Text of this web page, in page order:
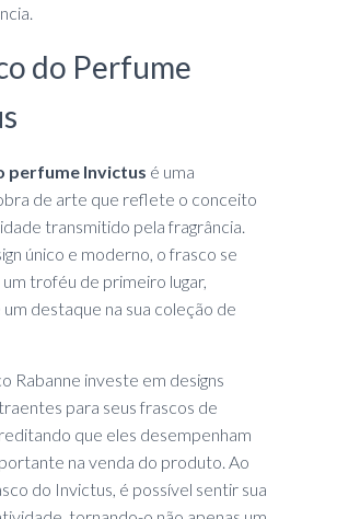
do Perfume
perfume Invictus é uma
de arte que reflete o conceito
transmitido pela fragrância.
único e moderno, o frasco se
um troféu de primeiro lugar,
destaque na sua coleção de
Rabanne investe em designs
para seus frascos de
que eles desempenham
na venda do produto. Ao
do Invictus, é possível sentir sua